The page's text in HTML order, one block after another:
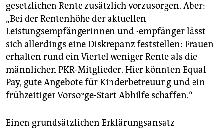
gesetzlichen Rente zusätzlich vorzusorgen. Aber:
„Bei der Rentenhöhe der aktuellen
Leistungsempfängerinnen und -empfänger lässt
sich allerdings eine Diskrepanz feststellen: Frauen
erhalten rund ein Viertel weniger Rente als die
männlichen PKR-Mitglieder. Hier könnten Equal
Pay, gute Angebote für Kinderbetreuung und ein
frühzeitiger Vorsorge-Start Abhilfe schaffen.“
Einen grundsätzlichen Erklärungsansatz